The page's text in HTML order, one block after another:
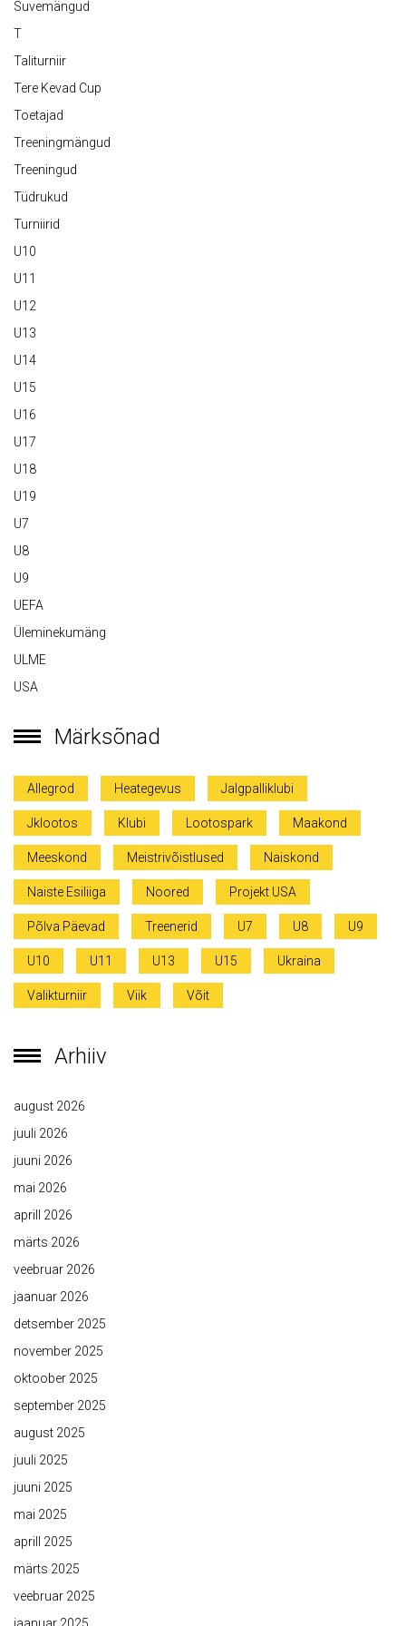
Suvemängud
T
Taliturniir
Tere Kevad Cup
Toetajad
Treeningmängud
Treeningud
Tüdrukud
Turniirid
U10
U11
U12
U13
U14
U15
U16
U17
U18
U19
U7
U8
U9
UEFA
Üleminekumäng
ULME
USA
Märksõnad
Allegrod Heategevus Jalgpalliklubi
Jklootos Klubi Lootospark Maakond
Meeskond Meistrivõistlused Naiskond
Naiste Esiliiga Noored Projekt USA
Põlva Päevad Treenerid U7 U8 U9
U10 U11 U13 U15 Ukraina
Valikturniir Viik Võit
Arhiiv
august 2026
juuli 2026
juuni 2026
mai 2026
aprill 2026
märts 2026
veebruar 2026
jaanuar 2026
detsember 2025
november 2025
oktoober 2025
september 2025
august 2025
juuli 2025
juuni 2025
mai 2025
aprill 2025
märts 2025
veebruar 2025